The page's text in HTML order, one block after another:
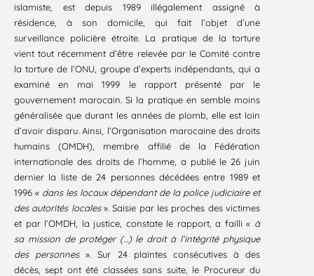
islamiste, est depuis 1989 illégalement assigné à
résidence, à son domicile, qui fait l’objet d’une
surveillance policière étroite. La pratique de la torture
vient tout récemment d’être relevée par le Comité contre
la torture de l’ONU, groupe d’experts indépendants, qui a
examiné en mai 1999 le rapport présenté par le
gouvernement marocain. Si la pratique en semble moins
généralisée que durant les années de plomb, elle est loin
d’avoir disparu. Ainsi, l’Organisation marocaine des droits
humains (OMDH), membre affilié de la Fédération
internationale des droits de l’homme, a publié le 26 juin
dernier la liste de 24 personnes décédées entre 1989 et
1996 « dans les locaux dépendant de la police judiciaire et
des autorités locales». Saisie par les proches des victimes
et par l’OMDH, la justice, constate le rapport, a failli « à
sa mission de protéger (…) le droit à l’intégrité physique
des personnes». Sur 24 plaintes consécutives à des
décès, sept ont été classées sans suite, le Procureur du